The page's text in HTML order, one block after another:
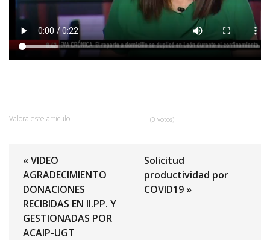
Valora este artículo (0 votos)
« VIDEO
AGRADECIMIENTO
DONACIONES
RECIBIDAS EN II.PP. Y
GESTIONADAS POR
ACAIP-UGT
Solicitud
productividad por
COVID19 »